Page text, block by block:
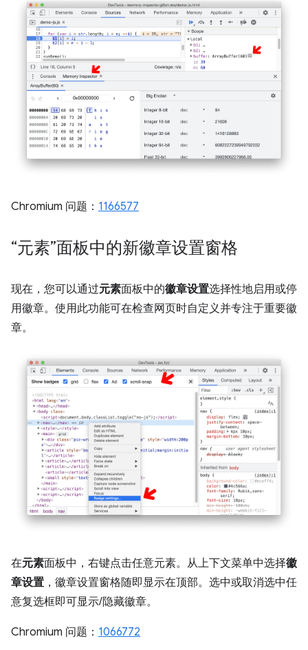
Chromium 问题： 1166577
“元素”面板中的新徽章设置窗格
现在，您可以通过元素面板中的徽章设置选择性地启用或停
用徽章。使用此功能可在检查网页时自定义并专注于重要徽
章。
在元素面板中，右键点击任意元素。从上下文菜单中选择徽
章设置 ，徽章设置窗格随即显示在顶部。选中或取消选中任
意复选框即可显示/隐藏徽章。
Chromium 问题： 1066772